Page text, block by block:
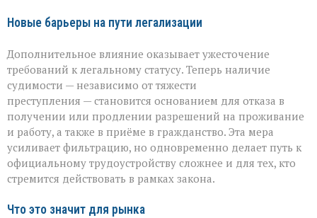
Новые барьеры на пути легализации
Дополнительное влияние оказывает ужесточение
требований к легальному статусу. Теперь наличие
судимости — независимо от тяжести
преступления — становится основанием для отказа в
получении или продлении разрешений на проживание
и работу, а также в приёме в гражданство. Эта мера
усиливает фильтрацию, но одновременно делает путь к
официальному трудоустройству сложнее и для тех, кто
стремится действовать в рамках закона.
Что это значит для рынка